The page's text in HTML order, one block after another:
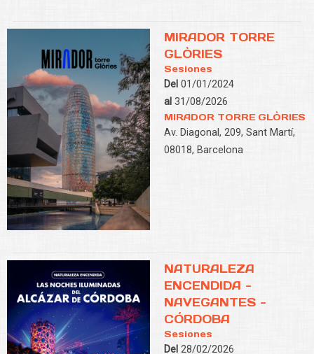
MIRADOR TORRE
GLÒRIES
Sesiones
Del 01/01/2024
al 31/08/2026
MIRADOR TORRE GLÒRIES
Av. Diagonal, 209, Sant Martí,
08018, Barcelona
NATURALEZA
ENCENDIDA -
NAVEGANTES -
CÓRDOBA
Sesiones
Del 28/02/2026